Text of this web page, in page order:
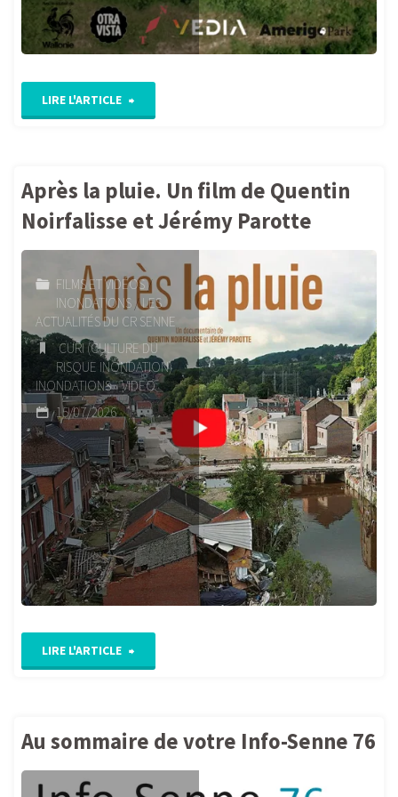
LIRE L'ARTICLE
nature comme alliée"
Après la pluie. Un film de Quentin
Noirfalisse et Jérémy Parotte
FILMS ET VIDÉOS/
INONDATIONS /LES
ACTUALITÉS DU CR SENNE
CURI (CULTURE DU
RISQUE INONDATION)/
INONDATIONS/VIDEO
15/07/2026
LIRE L'ARTICLE
Au sommaire de votre Info-Senne 76